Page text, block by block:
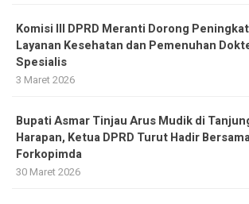
Komisi III DPRD Meranti Dorong
Layanan Kesehatan dan Pemenuhan
Spesialis
3 Maret 2026
Bupati Asmar Tinjau Arus Mudik di
Harapan, Ketua DPRD Turut Hadir
Forkopimda
30 Maret 2026